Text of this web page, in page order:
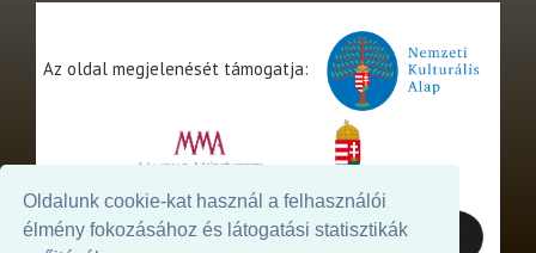
Oldalunk cookie-kat használ a felhasználói
élmény fokozásához és látogatási statisztikák
Az oldal megjelenését támogatja: